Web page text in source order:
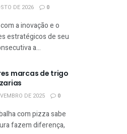
DE 2026 0
a inovação e o
estratégicos de seu
a...
marcas de trigo
DE 2025 0
com pizza sabe
fazem diferença,